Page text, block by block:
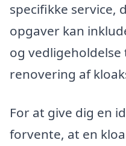
specifikke service,
opgaver kan
og
renovering af
For at give dig en
forvente, at en